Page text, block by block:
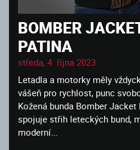
BOMBER
PATINA
středa, 4. října 2023
Letadla a motorky měly
vášeň pro rychlost, punc
Kožená bunda Bomber
spojuje střih leteckých bund,
moderní...